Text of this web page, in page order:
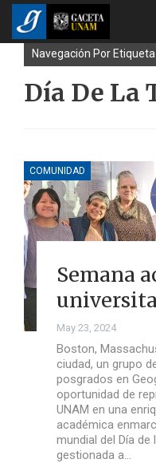
Navegación Por Etiqueta
Día De La
COMUNIDAD
Semana
May 23, 2024
Boston,
ciudad, un grupo
posgrados en
oportunidad de
UNAM en una
académica
mundial del Día de
gestionada a…